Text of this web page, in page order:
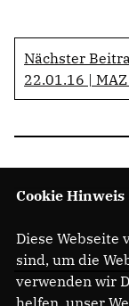
Nächster
22.01.16 |
Cookie Hinweis
Diese Webseite
sind, um die
verwenden wir
helfen, unser